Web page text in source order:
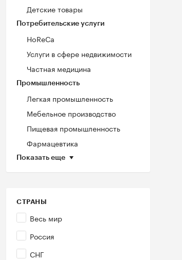
Детские товары
Потребительские услуги
HoReCa
Услуги в сфере недвижимости
Частная медицина
Промышленность
Легкая промышленность
Мебельное производство
Пищевая промышленность
Фармацевтика
Показать еще
СТРАНЫ
Весь мир
Россия
СНГ